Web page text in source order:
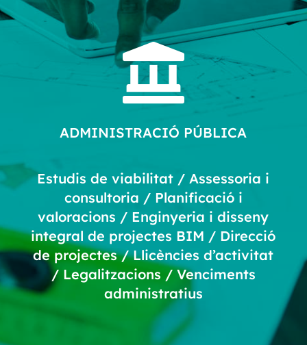

ADMINISTRACIÓ PÚBLICA
Estudis de viabilitat / Assessoria i
consultoria / Planificació i
valoracions / Enginyeria i disseny
integral de projectes BIM / Direcció
de projectes / Llicències d’activitat
/ Legalitzacions / Venciments
administratius